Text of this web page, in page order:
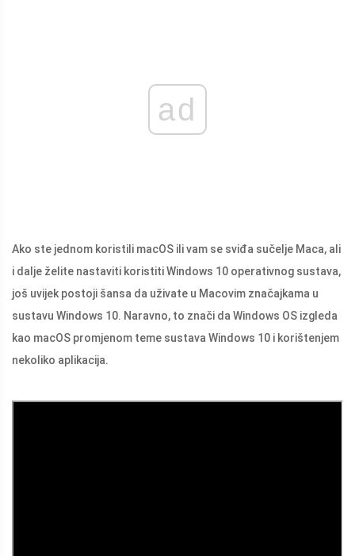
ad
Ako ste jednom koristili macOS ili vam se sviđa sučelje Maca, ali
i dalje želite nastaviti koristiti Windows 10 operativnog sustava,
još uvijek postoji šansa da uživate u Macovim značajkama u
sustavu Windows 10. Naravno, to znači da Windows OS izgleda
kao macOS promjenom teme sustava Windows 10 i korištenjem
nekoliko aplikacija.